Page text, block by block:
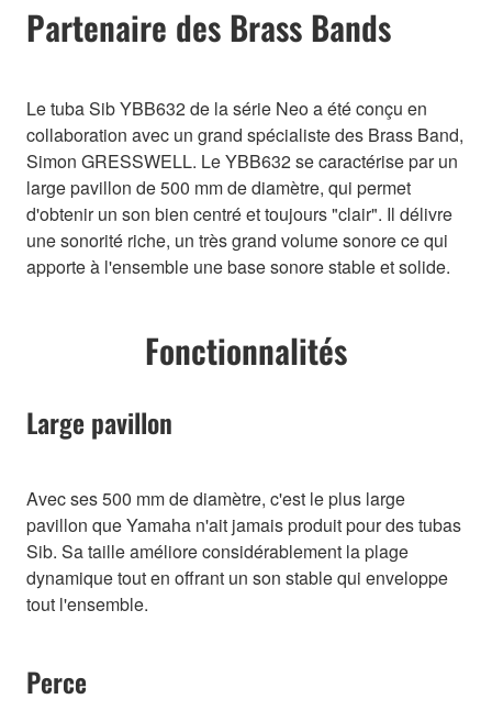
Partenaire des Brass Bands
Le tuba Sib YBB632 de la série Neo a été conçu en
collaboration avec un grand spécialiste des Brass Band,
Simon GRESSWELL. Le YBB632 se caractérise par un
large pavillon de 500 mm de diamètre, qui permet
d'obtenir un son bien centré et toujours "clair". Il délivre
une sonorité riche, un très grand volume sonore ce qui
apporte à l'ensemble une base sonore stable et solide.
Fonctionnalités
Large pavillon
Avec ses 500 mm de diamètre, c'est le plus large
pavillon que Yamaha n'ait jamais produit pour des tubas
Sib. Sa taille améliore considérablement la plage
dynamique tout en offrant un son stable qui enveloppe
tout l'ensemble.
Perce